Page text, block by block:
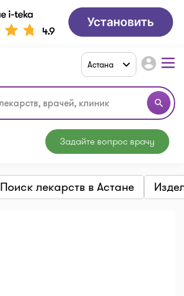
search
Астана account_circle
Задайте вопрос врачу
Поиск лекарств в Астане